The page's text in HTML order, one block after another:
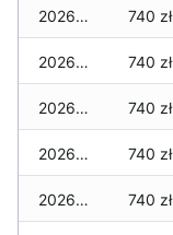
2026-01-27 740 zł
2026-01-26 740 zł
2026-01-25 740 zł
2026-01-24 740 zł
2026-01-23 740 zł